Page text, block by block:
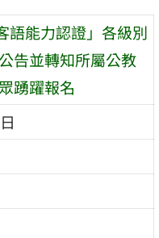
語能力認證」各級別
告並轉知所屬公教
踴躍報名